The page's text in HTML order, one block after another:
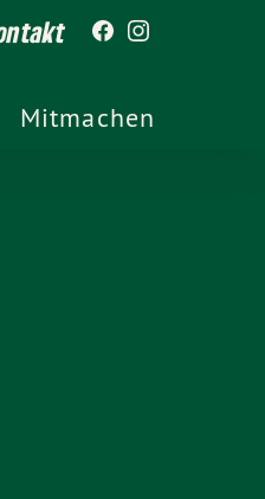
Mitmachen